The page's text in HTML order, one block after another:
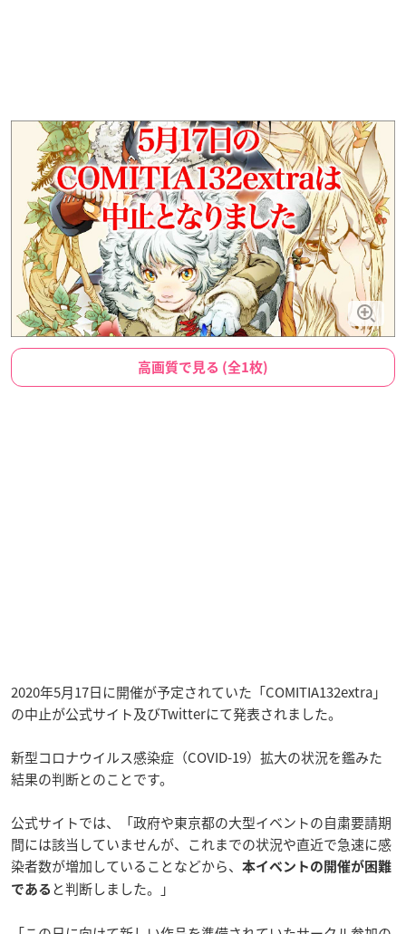
高画質で見る (全1枚)
2020年5月17日に開催が予定されていた「COMITIA132extra」
の中止が公式サイト及びTwitterにて発表されました。
新型コロナウイルス感染症（COVID-19）拡大の状況を鑑みた
結果の判断とのことです。
公式サイトでは、「政府や東京都の大型イベントの自粛要請期
間には該当していませんが、これまでの状況や直近で急速に感
染者数が増加していることなどから、
本イベントの開催が困難
である と判断しました。」